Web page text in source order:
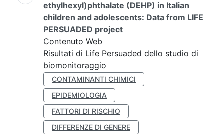
ethylhexyl)phthalate (DEHP) in Italian
children and adolescents: Data from LIFE
PERSUADED project
Contenuto Web
Risultati di Life Persuaded dello studio di
biomonitoraggio
CONTAMINANTI CHIMICI
EPIDEMIOLOGIA
FATTORI DI RISCHIO
DIFFERENZE DI GENERE